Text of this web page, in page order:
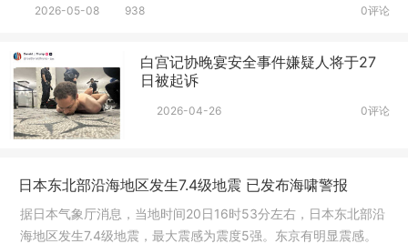
已下令政
0评论
2026-05-08 938
白宫记协晚宴安全事件嫌疑人将于27
日被起诉
0评论
2026-04-26
日本东北部沿海地区发生7.4级地震 已发布海啸警报
据日本气象厅消息，当地时间20日16时53分左右，日本东北部沿
海地区发生7.4级地震，最大震感为震度5强。东京有明显震感。